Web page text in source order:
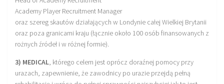
Academy Player Recruitment Manager
oraz szereg skautów działających w Londynie całej Wielkiej Brytanii
oraz poza granicami kraju (łącznie około 100 osób finansowanych z
rożnych źródeł i w różnej formie).
3) MEDICAL, którego celem jest oprócz doraźnej pomocy przy
urazach, zapewnienie, że zawodnicy po urazie przejdą pełną